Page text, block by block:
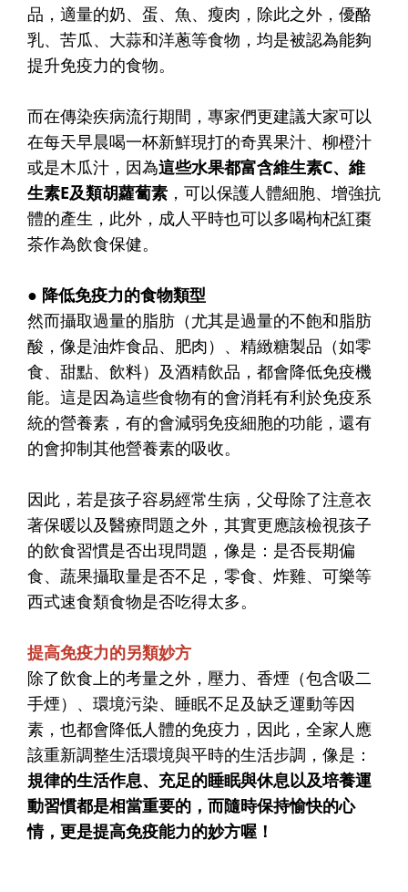
品，適量的奶、蛋、魚、瘦肉，除此之外，優酪
乳、苦瓜、大蒜和洋蔥等食物，均是被認為能夠
提升免疫力的食物。
而在傳染疾病流行期間，專家們更建議大家可以
在每天早晨喝一杯新鮮現打的奇異果汁、柳橙汁
或是木瓜汁，因為這些水果都富含維生素C、維
生素E及類胡蘿蔔素 ，可以保護人體細胞、增強抗
體的產生，此外，成人平時也可以多喝枸杞紅棗
茶作為飲食保健。
● 降低免疫力的食物類型
然而攝取過量的脂肪 （尤其是過量的不飽和脂肪
酸，像是油炸食品、肥肉）、 精緻糖製品 （如零
食、甜點、飲料）及酒精飲品 ，都會降低免疫機
能。這是因為這些食物有的會消耗有利於免疫系
統的營養素，有的會減弱免疫細胞的功能，還有
的會抑制其他營養素的吸收。
因此，若是孩子容易經常生病，父母除了注意衣
著保暖以及醫療問題之外，其實更應該檢視孩子
的飲食習慣是否出現問題 ，像是：是否長期偏
食、蔬果攝取量是否不足，零食、炸雞、可樂等
西式速食類食物是否吃得太多。
提高免疫力的另類妙方
除了飲食上的考量之外，壓力、香煙（包含吸二
手煙）、環境污染、睡眠不足及缺乏運動等因
素，也都會降低人體的免疫力，因此，全家人應
該重新調整生活環境與平時的生活步調，像是：
規律的生活作息、 充足的睡眠與休息以及培養運
動習慣都是相當重要的，而隨時保持愉快的心
情，更是提高免疫能力的妙方喔！